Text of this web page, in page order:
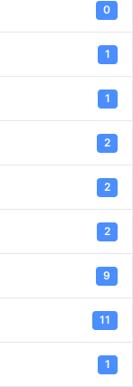
0
1
1
2
2
2
9
11
1